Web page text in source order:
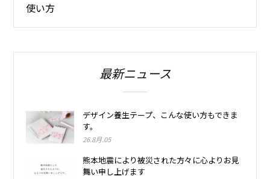
使い方
最新ニュース
デザイン養生テープ、こんな使い方もできま
す。
26.8月.05
熊本地震により被災された方々に心よりお見
舞い申し上げます